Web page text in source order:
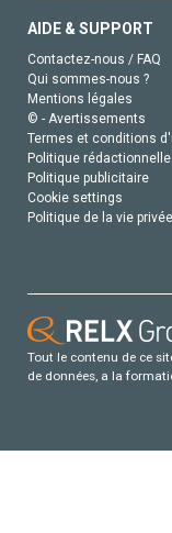
AIDE & SUPPORT
Contactez-nous / FAQ
Qui sommes-nous ?
Mentions légales
© - Avertissements
Termes et conditions
Politique rédactionnelle
Politique publicitaire
Cookie settings
Politique de la vie privée
Tout le contenu de ce
de données, a la